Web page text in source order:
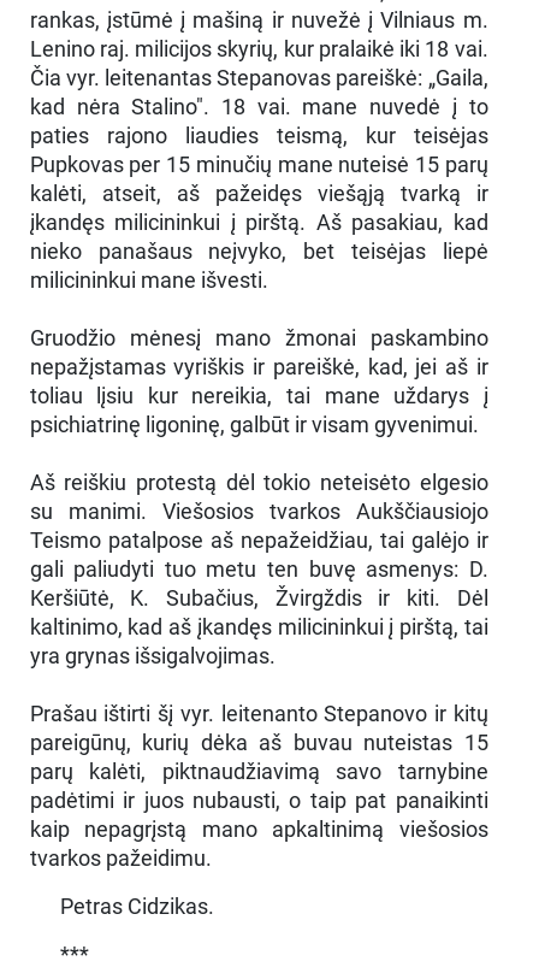
rankas, įstūmė į mašiną ir nuvežė į Vilniaus m.
Lenino raj. milicijos skyrių, kur pralaikė iki 18 vai.
Čia vyr. leitenantas Stepanovas pareiškė: „Gaila,
kad nėra Stalino". 18 vai. mane nuvedė į to
paties rajono liaudies teismą, kur teisėjas
Pupkovas per 15 minučių mane nuteisė 15 parų
kalėti, atseit, aš pažeidęs viešąją tvarką ir
įkandęs milicininkui į pirštą. Aš pasakiau, kad
nieko panašaus neįvyko, bet teisėjas liepė
milicininkui mane išvesti.
Gruodžio mėnesį mano žmonai paskambino
nepažįstamas vyriškis ir pareiškė, kad, jei aš ir
toliau lįsiu kur nereikia, tai mane uždarys į
psichiatrinę ligoninę, galbūt ir visam gyvenimui.
Aš reiškiu protestą dėl tokio neteisėto elgesio
su manimi. Viešosios tvarkos Aukščiausiojo
Teismo patalpose aš nepažeidžiau, tai galėjo ir
gali paliudyti tuo metu ten buvę asmenys: D.
Keršiūtė, K. Subačius, Žvirgždis ir kiti. Dėl
kaltinimo, kad aš įkandęs milicininkui į pirštą, tai
yra grynas išsigalvojimas.
Prašau ištirti šį vyr. leitenanto Stepanovo ir kitų
pareigūnų, kurių dėka aš buvau nuteistas 15
parų kalėti, piktnaudžiavimą savo tarnybine
padėtimi ir juos nubausti, o taip pat panaikinti
kaip nepagrįstą mano apkaltinimą viešosios
tvarkos pažeidimu.
Petras Cidzikas.
***